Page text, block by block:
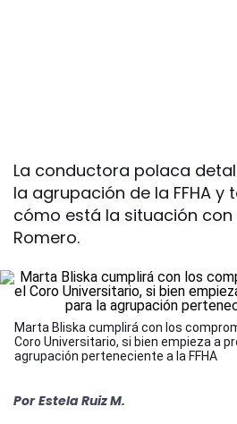
La conductora polaca
la agrupación de la FFHA y
cómo está la situación
Romero.
Marta Bliska cumplirá con los
Coro Universitario, si bien empieza a
agrupación perteneciente a la FFHA
Por Estela Ruiz M.